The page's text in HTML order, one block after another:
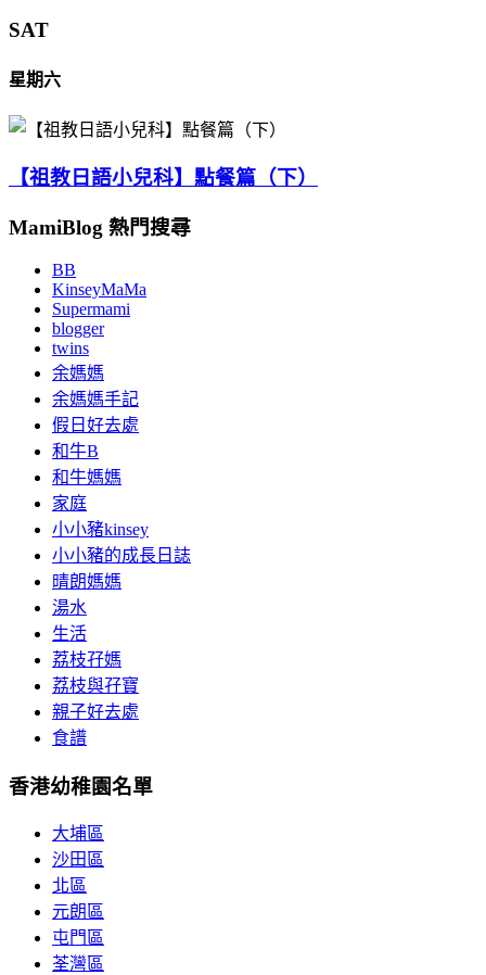
SAT
星期六
【祖教日語小兒科】點餐篇（下）
MamiBlog 熱門搜尋
BB
KinseyMaMa
Supermami
blogger
twins
余媽媽
余媽媽手記
假日好去處
和牛B
和牛媽媽
家庭
小小豬kinsey
小小豬的成長日誌
晴朗媽媽
湯水
生活
荔枝孖媽
荔枝與孖寶
親子好去處
食譜
香港幼稚園名單
大埔區
沙田區
北區
元朗區
屯門區
荃灣區